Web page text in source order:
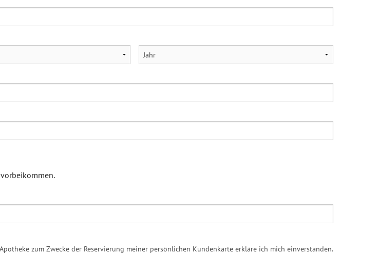
zum Zwecke der Reservierung meiner persönlichen Kundenkarte erkläre ich mich einverstanden.